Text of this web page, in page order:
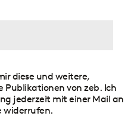
diese und weitere,
Publikationen von zeb. Ich
jederzeit mit einer Mail an
widerrufen.